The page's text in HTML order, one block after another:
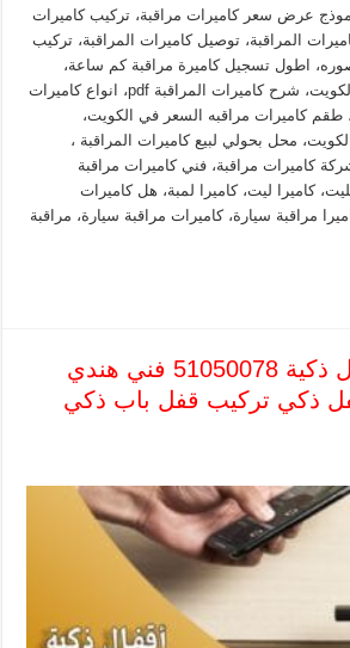
عرض سعر كاميرات مراقبة، تركيب كاميرات
المراقبة، توصيل كاميرات المراقبة، تركيب
اطول تسجيل كاميرة مراقبة كم ساعة،
اصغر كاميرا مراقبة في الكويت، شرح كاميرات المراقبة pdf، انواع كاميرات
طقم كاميرات مراقبه السعر في الكويت،
محل بحولي لبيع كاميرات المراقبة ،
كاميرات مراقبة، فني كاميرات مراقبة
كاميرا ليت، كاميرا لمبة، هل كاميرات
مراقبة سيارة، كاميرات مراقبة سيارة، مراقبة
فني تركيب أقفال ذكية 51050078 فني هندي
ذكي تركيب قفل باب ذكي